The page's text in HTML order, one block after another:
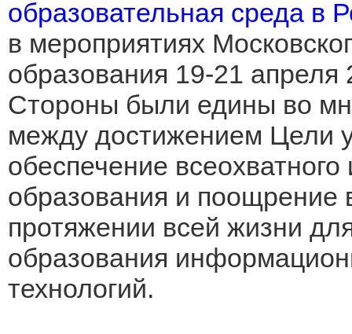
образовательная среда в
в мероприятиях
образования 19-21 апреля
Стороны были едины во
между достижением Цели
обеспечение
образования и поощрение
протяжении всей жизни
образования
технологий.